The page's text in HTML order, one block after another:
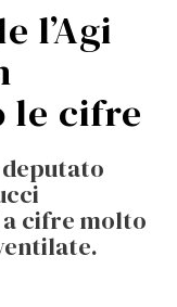
l’Agi
le cifre
cifre molto